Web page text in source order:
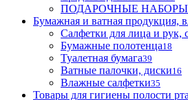
ПОДАРОЧНЫЕ НАБОРЫ
Бумажная и ватная продукция,
Салфетки для лица и рук,
Бумажные полотенца18
Туалетная бумага39
Ватные палочки, диски16
Влажные салфетки35
Товары для гигиены полости рта